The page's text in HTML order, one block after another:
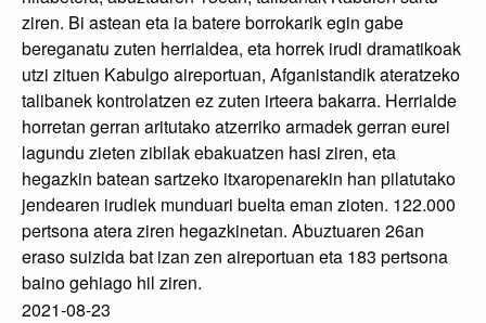
ziren. Bi astean eta ia batere borrokarik egin gabe
bereganatu zuten herrialdea, eta horrek irudi dramatikoak
utzi zituen Kabulgo aireportuan, Afganistandik ateratzeko
talibanek kontrolatzen ez zuten irteera bakarra. Herrialde
horretan gerran aritutako atzerriko armadek gerran eurei
lagundu zieten zibilak ebakuatzen hasi ziren, eta
hegazkin batean sartzeko itxaropenarekin han pilatutako
jendearen irudiek munduari buelta eman zioten. 122.000
pertsona atera ziren hegazkinetan. Abuztuaren 26an
eraso suizida bat izan zen aireportuan eta 183 pertsona
baino gehiago hil ziren.
2021-08-23